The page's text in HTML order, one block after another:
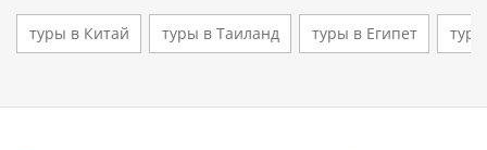
туры в Китай туры в Таиланд туры в Египет